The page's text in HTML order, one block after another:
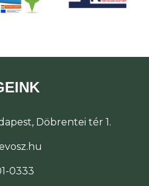
Döbrentei tér 1.
0333